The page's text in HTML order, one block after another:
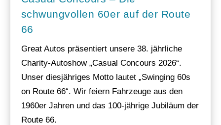
schwungvollen 60er auf der Route
66
Great Autos präsentiert unsere 38. jährliche
Charity-Autoshow „Casual Concours 2026“.
Unser diesjähriges Motto lautet „Swinging 60s
on Route 66“. Wir feiern Fahrzeuge aus den
1960er Jahren und das 100-jährige Jubiläum der
Route 66.